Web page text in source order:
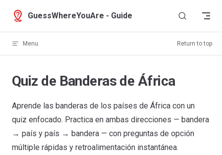
Skip to content
GuessWhereYouAre - Guide
Menu Return to top
Quiz de Banderas de África
Aprende las banderas de los países de África con un
quiz enfocado. Practica en ambas direcciones — bandera
→ país y país → bandera — con preguntas de opción
múltiple rápidas y retroalimentación instantánea.